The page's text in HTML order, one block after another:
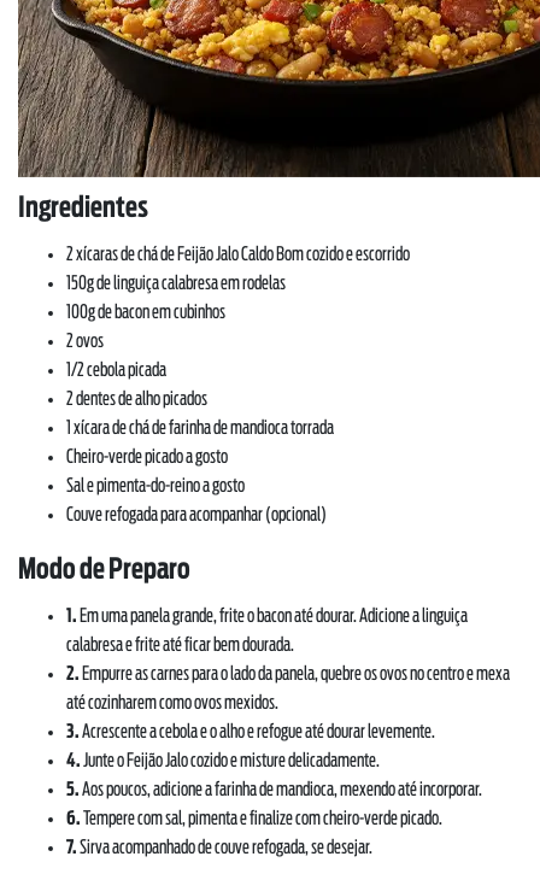
Ingredientes
2 xícaras de chá de Feijão Jalo Caldo Bom cozido e escorrido
150g de linguiça calabresa em rodelas
100g de bacon em cubinhos
2 ovos
1/2 cebola picada
2 dentes de alho picados
1 xícara de chá de farinha de mandioca torrada
Cheiro-verde picado a gosto
Sal e pimenta-do-reino a gosto
Couve refogada para acompanhar (opcional)
Modo de Preparo
1. Em uma panela grande, frite o bacon até dourar. Adicione a linguiça
calabresa e frite até ficar bem dourada.
2. Empurre as carnes para o lado da panela, quebre os ovos no centro e mexa
até cozinharem como ovos mexidos.
3.Acrescente a cebola e o alho e refogue até dourar levemente.
4.Junte o Feijão Jalo cozido e misture delicadamente.
5.Aos poucos, adicione a farinha de mandioca, mexendo até incorporar.
6.Tempere com sal, pimenta e finalize com cheiro-verde picado.
7.Sirva acompanhado de couve refogada, se desejar.